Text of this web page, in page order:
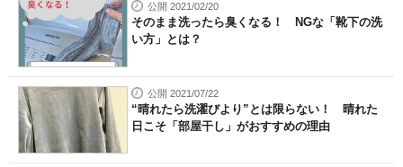
公開 2021/02/20
そのまま洗ったら臭くなる！ NGな「靴下の洗
い方」とは？
公開 2021/07/22
“晴れたら洗濯びより”とは限らない！ 晴れた
日こそ「部屋干し」がおすすめの理由